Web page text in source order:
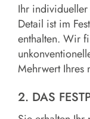
Ihr
Detail ist im
enthalten. Wir
Mehrwert Ihres
2. DAS